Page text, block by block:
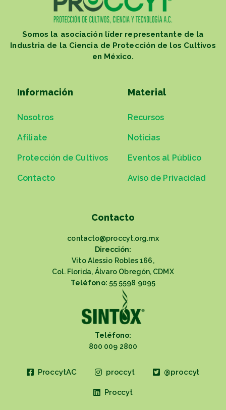
Somos la asociación líder representante de la
Industria de la Ciencia de Protección de los Cultivos
en México.
Información
Nosotros
Afíliate
Protección de Cultivos
Contacto
Material
Recursos
Noticias
Eventos al Público
Aviso de Privacidad
Contacto
contacto@proccyt.org.mx
Dirección:
Vito Alessio Robles 166,
Col. Florida, Álvaro Obregón, CDMX
Teléfono: 55 5598 9095
Teléfono:
800 009 2800
ProccytAC proccyt @proccyt
Proccyt